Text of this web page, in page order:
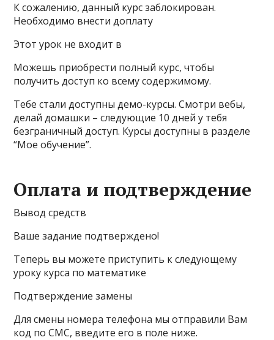
К сожалению, данный курс заблокирован.
Необходимо внести доплату
Этот урок не входит в
Можешь приобрести полный курс, чтобы
получить доступ ко всему содержимому.
Тебе стали доступны демо-курсы. Смотри вебы,
делай домашки – следующие 10 дней у тебя
безграничный доступ. Курсы доступны в разделе
“Мое обучение”.
Оплата и подтверждение
Вывод средств
Ваше задание подтверждено!
Теперь вы можете приступить к следующему
уроку курса по математике
Подтверждение замены
Для смены номера телефона мы отправили Вам
код по СМС, введите его в поле ниже.